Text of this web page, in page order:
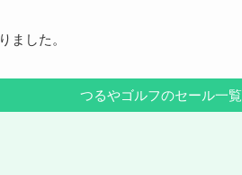
ました。
つるやゴルフのセール一覧